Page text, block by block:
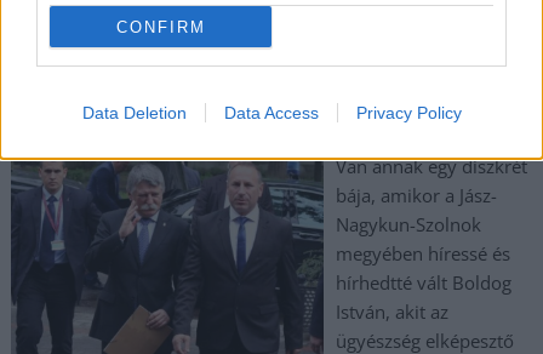
CONFIRM
Data Deletion Data Access Privacy Policy
A megafonos megmondóember a Karsai
Dánielre tett minősíthetetlen mondatai miatt
Kiss Lajos
Van annak egy diszkrét
bája, amikor a Jász-
Nagykun-Szolnok
megyében híressé és
hírhedtté vált Boldog
István, akit az
ügyészség elképesztő